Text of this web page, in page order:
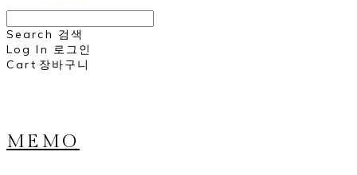
Search 검색
Log In 로그인
Cart 장바구니
MEMO